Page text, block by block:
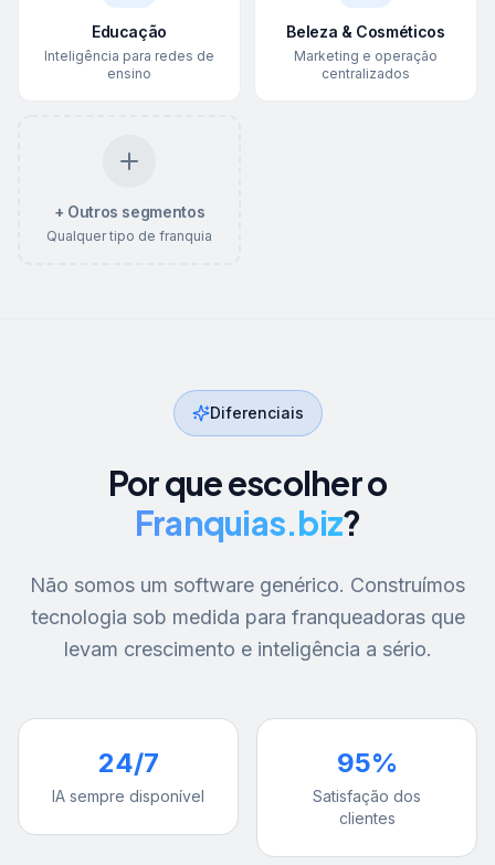
Educação
Inteligência para redes de
ensino
Beleza & Cosméticos
Marketing e operação
centralizados
+ Outros segmentos
Qualquer tipo de franquia
Diferenciais
Por que escolher o
Franquias.biz?
Não somos um software genérico. Construímos
tecnologia sob medida para franqueadoras que
levam crescimento e inteligência a sério.
24/7
IA sempre disponível
95%
Satisfação dos
clientes